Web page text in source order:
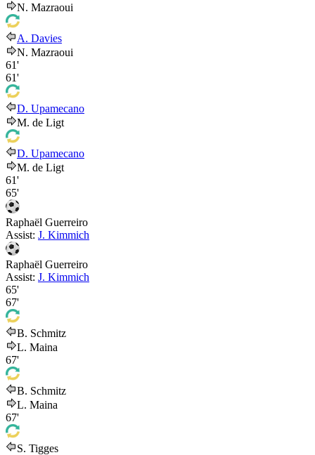
N. Mazraoui
A. Davies
N. Mazraoui
61'
61'
D. Upamecano
M. de Ligt
D. Upamecano
M. de Ligt
61'
65'
Raphaël Guerreiro
Assist: J. Kimmich
Raphaël Guerreiro
Assist: J. Kimmich
65'
67'
B. Schmitz
L. Maina
67'
B. Schmitz
L. Maina
67'
S. Tigges